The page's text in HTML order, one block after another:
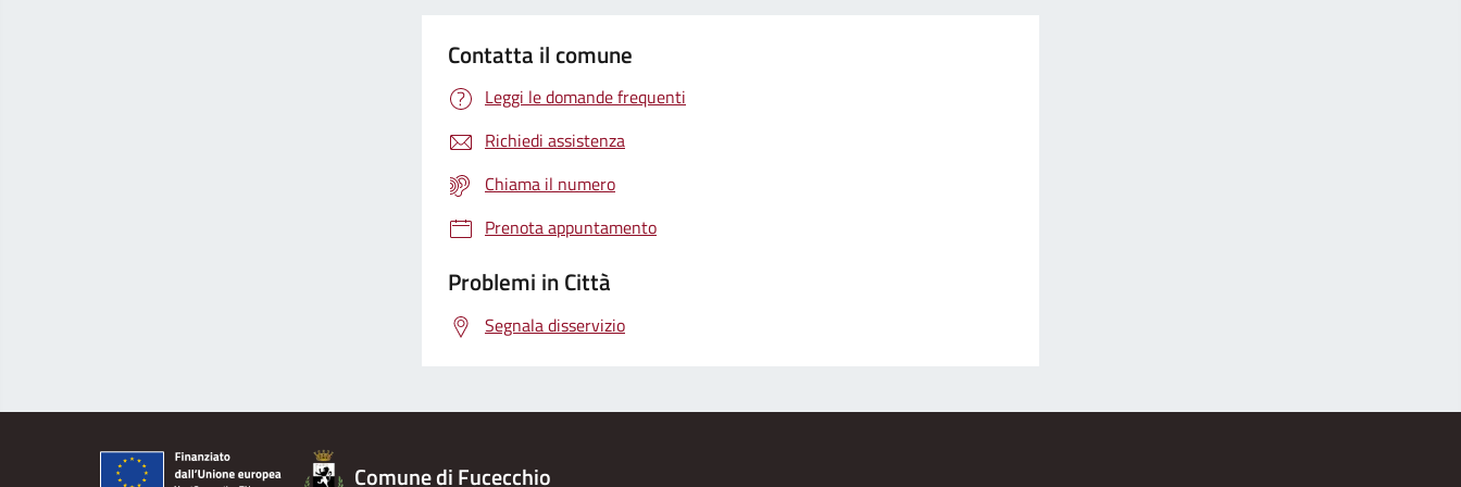
Contatta il comune
Leggi le domande frequenti
Richiedi assistenza
Chiama il numero
Prenota appuntamento
Problemi in Città
Segnala disservizio
Comune di Fucecchio